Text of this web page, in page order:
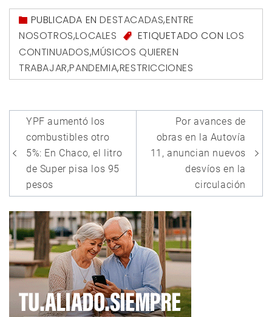
PUBLICADA ENDESTACADAS,ENTRE
NOSOTROS,LOCALES ETIQUETADO CON LOS
CONTINUADOS,MÚSICOS QUIEREN
TRABAJAR,PANDEMIA,RESTRICCIONES
Navegación
de
entradas
YPF aumentó los
combustibles otro
5%: En Chaco, el litro
de Super pisa los 95
pesos
Por avances de
obras en la Autovía
11, anuncian nuevos
desvíos en la
circulación